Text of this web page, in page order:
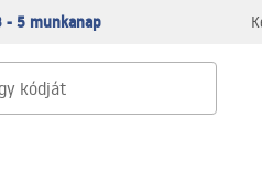
- 5 munkanap